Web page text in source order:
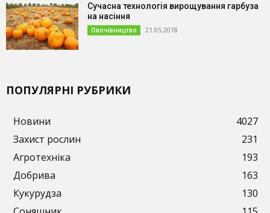
Сучасна технологія вирощування гарбуза
на насіння
Овочівництво 21.05.2018
ПОПУЛЯРНІ РУБРИКИ
Новини
4027
Захист рослин
231
Агротехніка
193
Добрива
163
Кукурудза
130